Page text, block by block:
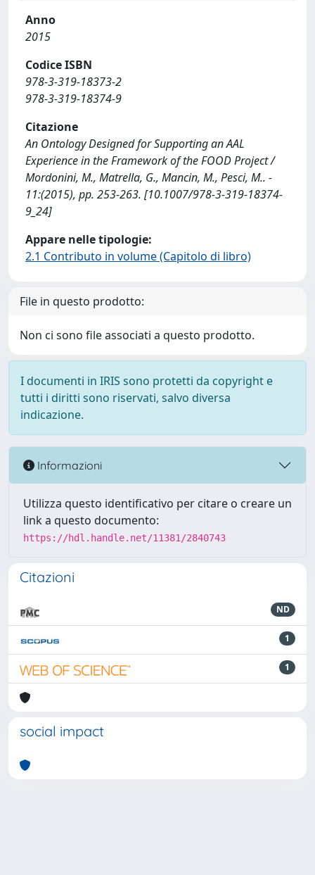
Anno
2015
Codice ISBN
978-3-319-18373-2
978-3-319-18374-9
Citazione
An Ontology Designed for Supporting an AAL
Experience in the Framework of the FOOD Project /
Mordonini, M., Matrella, G., Mancin, M., Pesci, M.. -
11:(2015), pp. 253-263. [10.1007/978-3-319-18374-
9_24]
Appare nelle tipologie:
2.1 Contributo in volume (Capitolo di libro)
File in questo prodotto:
Non ci sono file associati a questo prodotto.
I documenti in IRIS sono protetti da copyright e
tutti i diritti sono riservati, salvo diversa
indicazione.
Informazioni
Utilizza questo identificativo per citare o creare un
link a questo documento:
https://hdl.handle.net/11381/2840743
Citazioni
ND
1
1
social impact